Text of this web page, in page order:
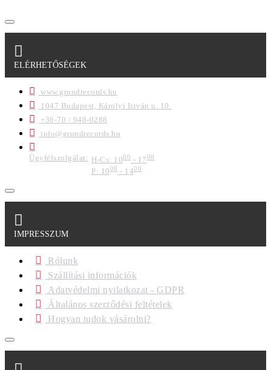
ELÉRHETŐSÉGEK
www.grundrecords.hu
1047 Budapest, Károlyi István u. 10.
+36-70 / 948-0288
info@grundrecords.hu
Ügyfélszolgálat: H-Cs: 1000 - 1700
P: 1000- 1400
IMPRESSZUM
Rólunk
Szállítási információk
Adatvédelmi nyilatkozat - GDPR
Általános szerződési feltételek
Hogyan tudok vásárolni?